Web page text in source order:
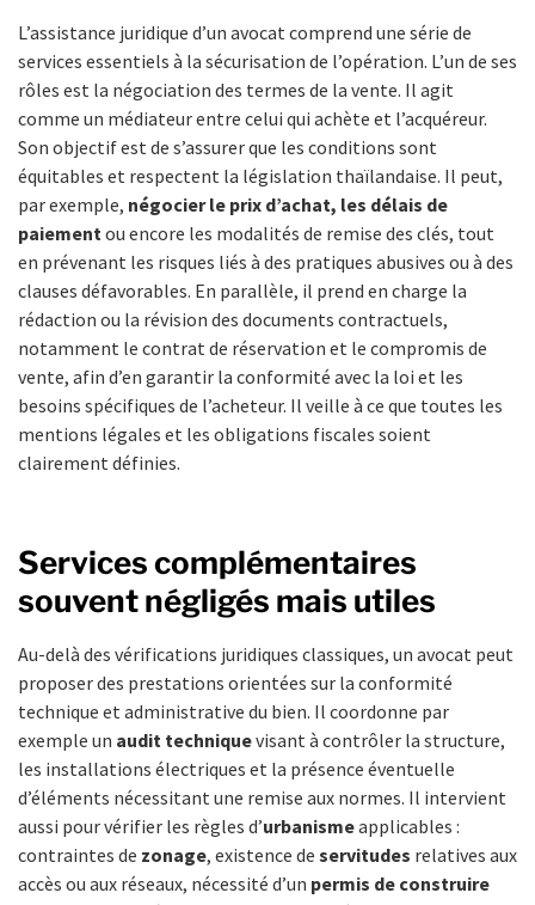
L’assistance juridique d’un avocat comprend une série de
services essentiels à la sécurisation de l’opération. L’un de ses
rôles est la négociation des termes de la vente. Il agit
comme un médiateur entre celui qui achète et l’acquéreur.
Son objectif est de s’assurer que les conditions sont
équitables et respectent la législation thaïlandaise. Il peut,
par exemple, négocier le prix d’achat, les délais de
paiementou encore les modalités de remise des clés, tout
en prévenant les risques liés à des pratiques abusives ou à des
clauses défavorables. En parallèle, il prend en charge la
rédaction ou la révision des documents contractuels,
notamment le contrat de réservation et le compromis de
vente, afin d’en garantir la conformité avec la loi et les
besoins spécifiques de l’acheteur. Il veille à ce que toutes les
mentions légales et les obligations fiscales soient
clairement définies.
Services complémentaires
souvent négligés mais utiles
Au-delà des vérifications juridiques classiques, un avocat peut
proposer des prestations orientées sur la conformité
technique et administrative du bien. Il coordonne par
exemple un audit techniquevisant à contrôler la structure,
les installations électriques et la présence éventuelle
d’éléments nécessitant une remise aux normes. Il intervient
aussi pour vérifier les règles d’urbanismeapplicables :
contraintes de zonage, existence de servitudes relatives aux
accès ou aux réseaux, nécessité d’un permis de construire